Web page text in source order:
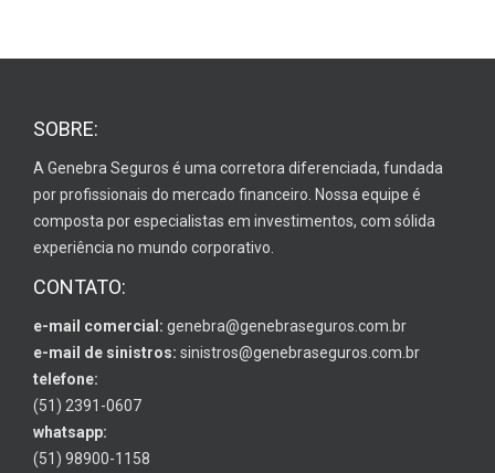
SOBRE:
A Genebra Seguros é uma corretora diferenciada, fundada
por profissionais do mercado financeiro. Nossa equipe é
composta por especialistas em investimentos, com sólida
experiência no mundo corporativo.
CONTATO:
e-mail comercial: genebra@genebraseguros.com.br
e-mail de sinistros: sinistros@genebraseguros.com.br
telefone:
(51) 2391-0607
whatsapp:
(51) 98900-1158